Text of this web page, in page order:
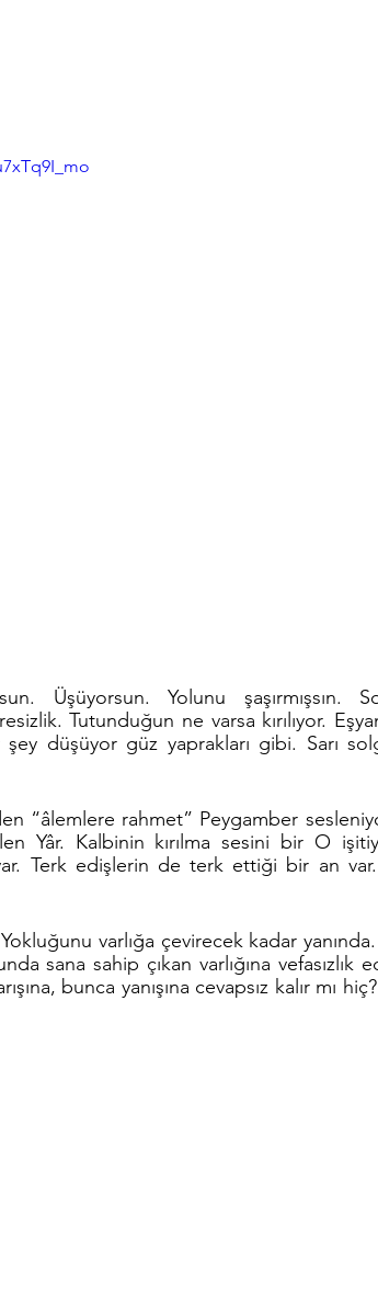
Üşüyorsun. Yolunu şaşırmışsın.
Tutunduğun ne varsa kırılıyor.
düşüyor güz yaprakları gibi. Sarı
“âlemlere rahmet” Peygamber
Yâr. Kalbinin kırılma sesini bir O
Terk edişlerin de terk ettiği bir an var.
varlığa çevirecek kadar yanında.
sana sahip çıkan varlığına vefasızlık
bunca yanışına cevapsız kalır mı